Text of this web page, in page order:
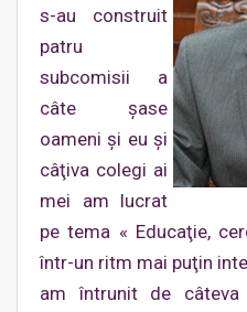
s-au construit
patru
subcomisii a
câte şase
oameni şi eu şi
câţiva colegi ai
mei am lucrat
pe tema « Educaţie,
într-un ritm mai puţin
am întrunit de